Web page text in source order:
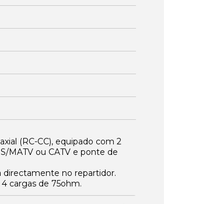
(RC-CC), equipado com 2
MATV ou CATV e ponte de
directamente no repartidor.
cargas de 75ohm.